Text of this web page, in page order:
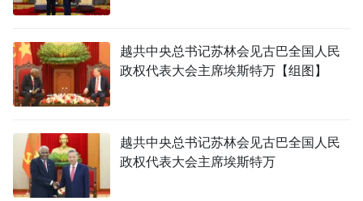
越共中央总书记苏林会见古巴全国人民
政权代表大会主席埃斯特万【组图】
越共中央总书记苏林会见古巴全国人民
政权代表大会主席埃斯特万